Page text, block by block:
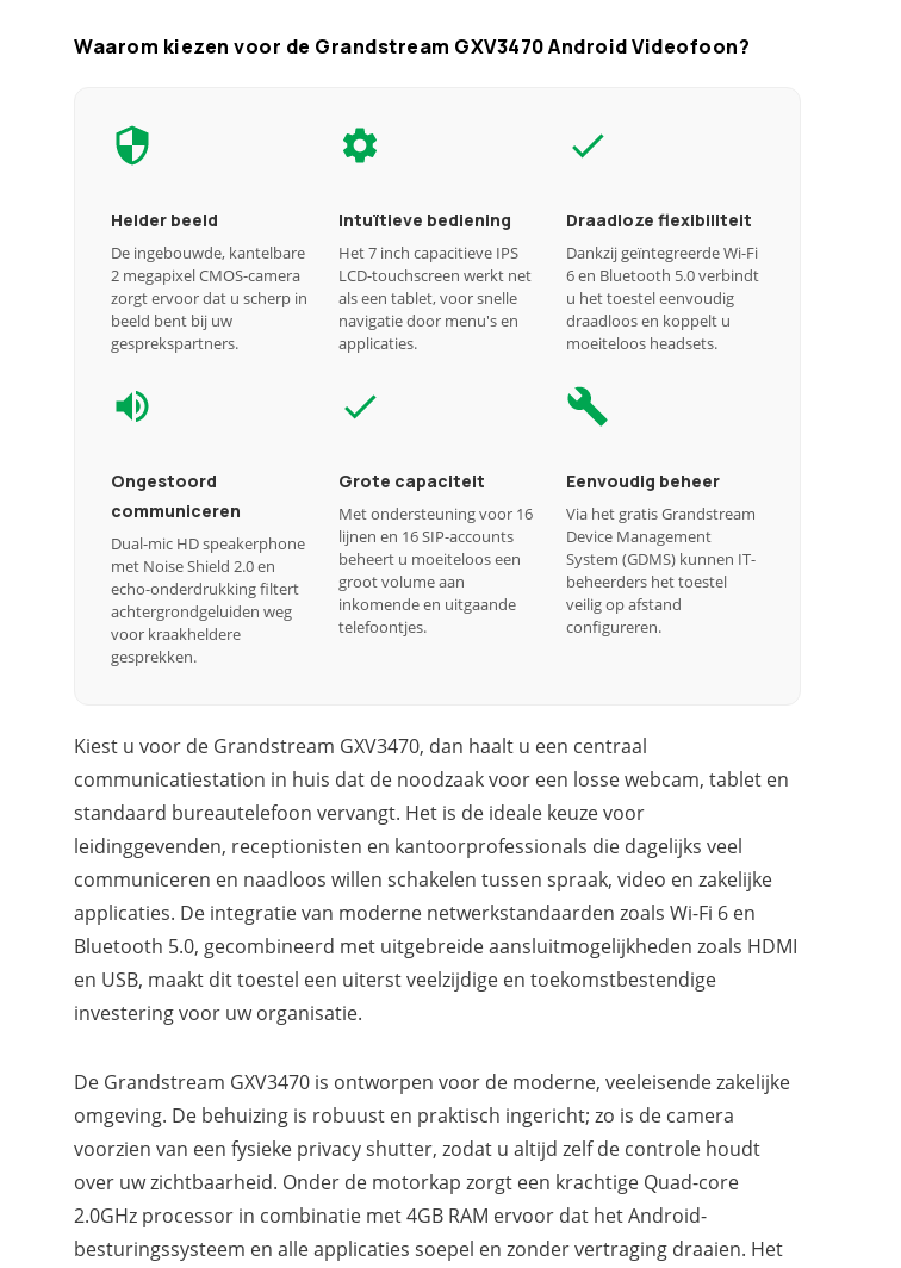
Waarom kiezen voor de Grandstream GXV3470 Android Videofoon?
Helder beeld
De ingebouwde, kantelbare
2 megapixel CMOS-camera
zorgt ervoor dat u scherp in
beeld bent bij uw
gesprekspartners.
Intuïtieve bediening
Het 7 inch capacitieve IPS
LCD-touchscreen werkt net
als een tablet, voor snelle
navigatie door menu's en
applicaties.
Draadloze flexibiliteit
Dankzij geïntegreerde Wi-Fi
6 en Bluetooth 5.0 verbindt
u het toestel eenvoudig
draadloos en koppelt u
moeiteloos headsets.
Ongestoord
communiceren
Dual-mic HD speakerphone
met Noise Shield 2.0 en
echo-onderdrukking filtert
achtergrondgeluiden weg
voor kraakheldere
gesprekken.
Grote capaciteit
Met ondersteuning voor 16
lijnen en 16 SIP-accounts
beheert u moeiteloos een
groot volume aan
inkomende en uitgaande
telefoontjes.
Eenvoudig beheer
Via het gratis Grandstream
Device Management
System (GDMS) kunnen IT-
beheerders het toestel
veilig op afstand
configureren.
Kiest u voor de Grandstream GXV3470, dan haalt u een centraal
communicatiestation in huis dat de noodzaak voor een losse webcam, tablet en
standaard bureautelefoon vervangt. Het is de ideale keuze voor
leidinggevenden, receptionisten en kantoorprofessionals die dagelijks veel
communiceren en naadloos willen schakelen tussen spraak, video en zakelijke
applicaties. De integratie van moderne netwerkstandaarden zoals Wi-Fi 6 en
Bluetooth 5.0, gecombineerd met uitgebreide aansluitmogelijkheden zoals HDMI
en USB, maakt dit toestel een uiterst veelzijdige en toekomstbestendige
investering voor uw organisatie.
De Grandstream GXV3470 is ontworpen voor de moderne, veeleisende zakelijke
omgeving. De behuizing is robuust en praktisch ingericht; zo is de camera
voorzien van een fysieke privacy shutter, zodat u altijd zelf de controle houdt
over uw zichtbaarheid. Onder de motorkap zorgt een krachtige Quad-core
2.0GHz processor in combinatie met 4GB RAM ervoor dat het Android-
besturingssysteem en alle applicaties soepel en zonder vertraging draaien. Het